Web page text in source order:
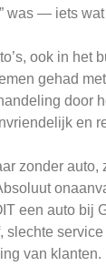
was — iets
ook in het
gehad
door
en
zonder auto,
een auto bij
slechte
van klanten.